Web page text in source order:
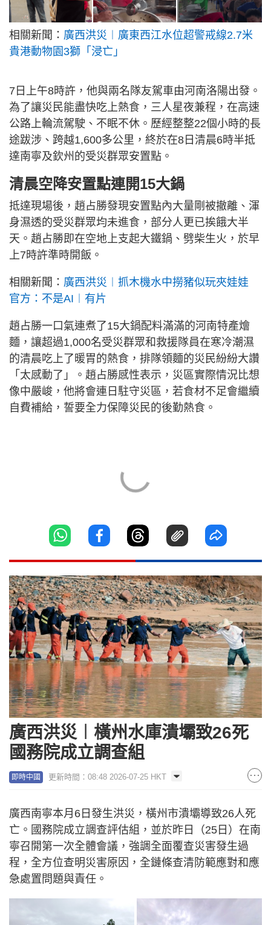
相關新聞： 廣西洪災︱廣東西江水位超警戒線2.7米
貴港動物園3獅「浸亡」
7日上午8時許，他與兩名隊友駕車由河南洛陽出發。
為了讓災民能盡快吃上熱食，三人星夜兼程，在高速
公路上輪流駕駛、不眠不休。歷經整整22個小時的長
途跋涉、跨越1,600多公里，終於在8日清晨6時半抵
達南寧及欽州的受災群眾安置點。
清晨空降安置點連開15大鍋
抵達現場後，趙占勝發現安置點內大量剛被撤離、渾
身濕透的受災群眾均未進食，部分人更已挨餓大半
天。趙占勝即在空地上支起大鐵鍋、劈柴生火，於早
上7時許準時開飯。
相關新聞： 廣西洪災︱抓木機水中撈豬似玩夾娃娃
官方：不是AI︱有片
趙占勝一口氣連煮了15大鍋配料滿滿的河南特產燴
麵，讓超過1,000名受災群眾和救援隊員在寒冷潮濕
的清晨吃上了暖胃的熱食，排隊領麵的災民紛紛大讚
「太感動了」。趙占勝感性表示，災區實際情況比想
像中嚴峻，他將會連日駐守災區，若食材不足會繼續
自費補給，誓要全力保障災民的後勤熱食。
廣西洪災︱橫州水庫潰壩致26死
國務院成立調查組
即時中國 更新時間：08:48 2026-07-25 HKT
廣西南寧本月6日發生洪災，橫州市潰壩導致26人死
亡。國務院成立調查評估組，並於昨日（25日）在南
寧召開第一次全體會議，強調全面覆查災害發生過
程，全方位查明災害原因，全鏈條查清防範應對和應
急處置問題與責任。